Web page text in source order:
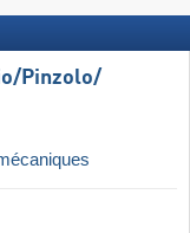
​Pinzolo/​